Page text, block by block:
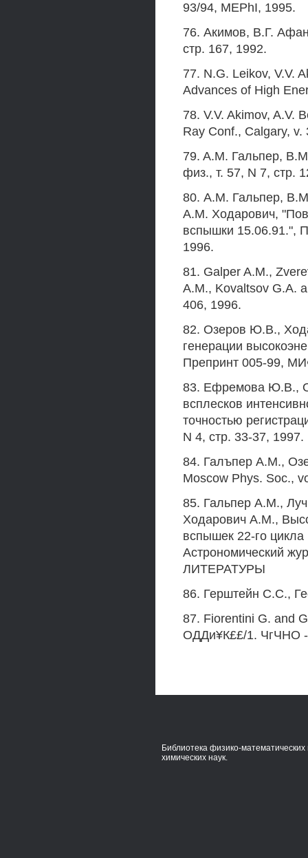
93/94, MEPhI, 1995.
76. Акимов, В.Г.
стр. 167, 1992.
77. N.G. Leikov, V.V.
Advances of High
78. V.V. Akimov, A.V.
Ray Conf., Calgary, v.
79. A.M. Гальпер,
физ., т. 57, N 7, стр.
80. А.М. Гальпер,
A.M. Ходарович,
вспышки 15.06.91.",
1996.
81. Galper A.M.,
A.M., Kovaltsov G.A.
406, 1996.
82. Озеров Ю.В.,
генерации
Препринт 005-99,
83. Ефремова Ю.В.,
всплесков
точностью
N 4, стр. 33-37, 1997.
84. Галъпер A.M.,
Moscow Phys. Soc.,
85. Гальпер A.M.,
Ходарович A.M.,
вспышек 22-го
Астрономический
ЛИТЕРАТУРЫ
86. Герштейн С.С.,
87. Fiorentini G. and
ОДДи¥К££/1. ЧгЧНО
Библиотека физико-математических
химических наук.